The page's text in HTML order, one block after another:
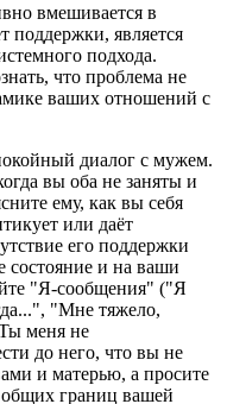
вмешивается в
поддержки, является
подхода.
что проблема не
ваших отношений с
диалог с мужем.
вы оба не заняты и
ему, как вы себя
или даёт
его поддержки
состояние и на ваши
"Я-сообщения" ("Я
"Мне тяжело,
меня не
до него, что вы не
и матерью, а просите
границ вашей